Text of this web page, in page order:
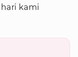
kami